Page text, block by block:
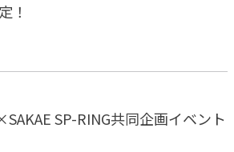
！
SP-RING共同企画イベント